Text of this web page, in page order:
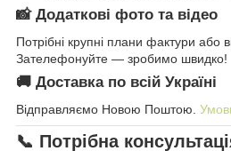
📸 Додаткові фото та відео
Потрібні крупні плани фактури або
Зателефонуйте — зробимо швидко!
🚚 Доставка по всій Україні
Відправляємо Новою Поштою.
📞 Потрібна